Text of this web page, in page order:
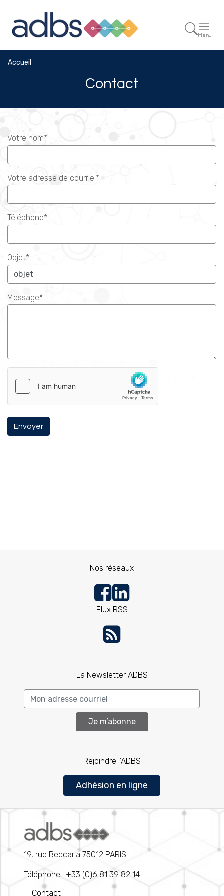
Menu
Accueil
Contact
Votre nom*
Votre adresse de courriel*
Téléphone*
Objet*
Message*
Envoyer
Nos réseaux
Flux RSS
La Newsletter ADBS
Je m’abonne
Rejoindre l’ADBS
Adhésion en ligne
19, rue Beccaria 75012 PARIS
Téléphone : +33 (0)6 81 39 82 14
Contact